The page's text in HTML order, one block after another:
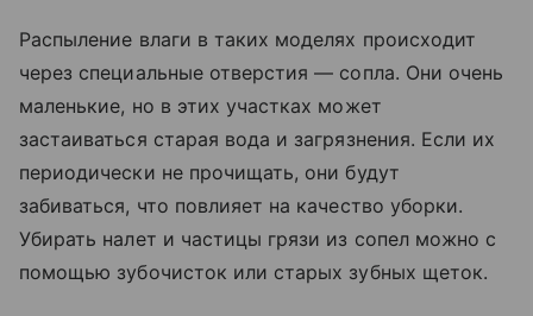
Распыление влаги в таких моделях происходит
через специальные отверстия — сопла. Они очень
маленькие, но в этих участках может
застаиваться старая вода и загрязнения. Если их
периодически не прочищать, они будут
забиваться, что повлияет на качество уборки.
Убирать налет и частицы грязи из сопел можно с
помощью зубочисток или старых зубных щеток.